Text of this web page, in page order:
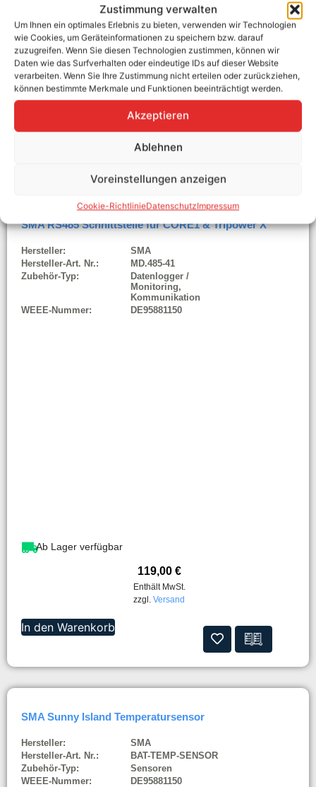
Zustimmung verwalten
Um Ihnen ein optimales Erlebnis zu bieten, verwenden wir Technologien
wie Cookies, um Geräteinformationen zu speichern bzw. darauf
zuzugreifen. Wenn Sie diesen Technologien zustimmen, können wir
Daten wie das Surfverhalten oder eindeutige IDs auf dieser Website
verarbeiten. Wenn Sie Ihre Zustimmung nicht erteilen oder zurückziehen,
können bestimmte Merkmale und Funktionen beeinträchtigt werden.
Akzeptieren
Ablehnen
Voreinstellungen anzeigen
Cookie-RichtlinieDatenschutzImpressum
Datenlogger / Monitoring
WEEE-Nummer:
DE95881150
Ab Lager verfügbar
129,00€
Enthält MwSt.
In den Warenkorb
SMA RS485 Schnittstelle für CORE1 & Tripower X
Hersteller:
SMA
Hersteller-Art. Nr.:
MD.485-41
Zubehör-Typ:
Datenlogger /
Monitoring,
Kommunikation
WEEE-Nummer:
DE95881150
Ab Lager verfügbar
119,00 €
Enthält MwSt.
zzgl. Versand
In den Warenkorb
SMA Sunny Island Temperatursensor
Hersteller:
SMA
Hersteller-Art. Nr.:
BAT-TEMP-SENSOR
Zubehör-Typ:
Sensoren
WEEE-Nummer:
DE95881150